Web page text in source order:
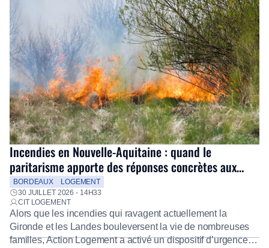
Incendies en Nouvelle-Aquitaine : quand le
paritarisme apporte des réponses concrètes aux
salariés
BORDEAUX
LOGEMENT
30 JUILLET 2026 - 14H33
CIT LOGEMENT
Alors que les incendies qui ravagent actuellement la
Gironde et les Landes bouleversent la vie de nombreuses
familles, Action Logement a activé un dispositif d’urgence